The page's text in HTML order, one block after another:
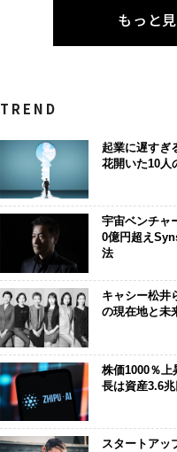
もっと
TREND
起業に遅すぎ
花開いた10人
宇宙ベンチャ
0億円超え
法
キャシー松井
の現在地と未
株価1000％
長は資産3.6
スタートアッ